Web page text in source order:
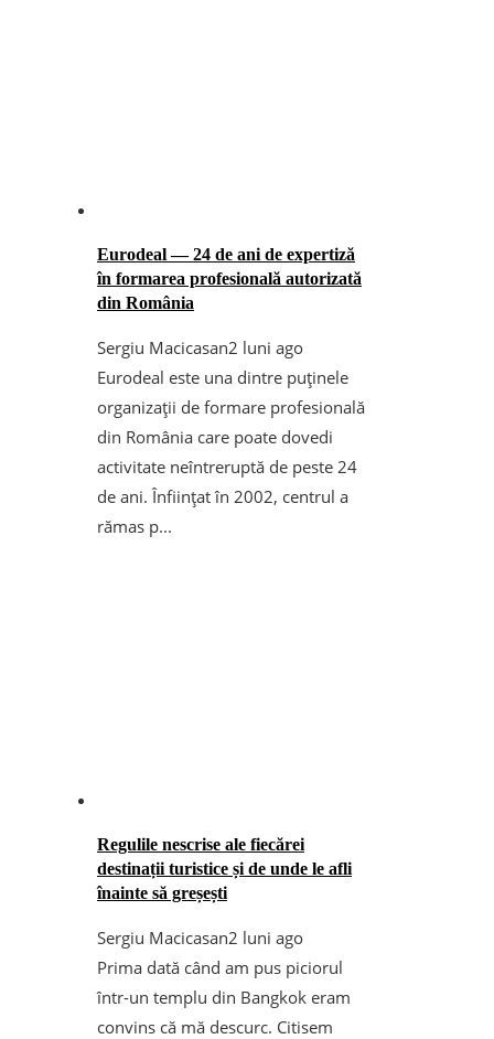
Eurodeal — 24 de ani de expertiză
în formarea profesională autorizată
din România
Sergiu Macicasan2 luni ago
Eurodeal este una dintre puținele
organizații de formare profesională
din România care poate dovedi
activitate neîntreruptă de peste 24
de ani. Înființat în 2002, centrul a
rămas p...
Regulile nescrise ale fiecărei
destinații turistice și de unde le afli
înainte să greșești
Sergiu Macicasan2 luni ago
Prima dată când am pus piciorul
într-un templu din Bangkok eram
convins că mă descurc. Citisem